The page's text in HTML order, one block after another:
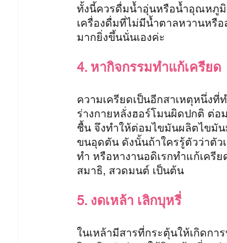
ทั้งนี้ควรดื่มน้ำอุ่นหรือน้ำอุณหภูมิ
เครื่องดื่มที่ไม่มีน้ำตาลหวานหรื
มากยิ่งขึ้นนั่นเองค่ะ
4. หากิจกรรมทำแก้เครียด
ความเครียดเป็นอีกสาเหตุหนึ่งที่
ร่างกายหลั่งฮอร์โมนผิดปกติ ต่อ
ชื้น จึงทำให้ต่อมไขมันผลิตไขมั
ขนอุดตัน ดังนั้นถ้าใครรู้ตัวว่าตัว
ทำ หรือหางานอดิเรกทำแก้เครี
สมาธิ, สวดมนต์ เป็นต้น
5. งดเหล้า เลิกบุหรี่
ในเหล้ามีสารที่กระตุ้นให้เกิดก